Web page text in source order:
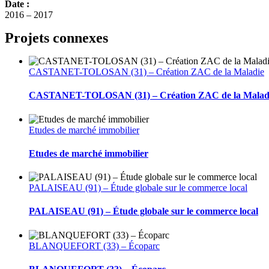
Date :
2016 – 2017
Projets connexes
CASTANET-TOLOSAN (31) – Création ZAC de la Maladie
CASTANET-TOLOSAN (31) – Création ZAC de la
Etudes de marché immobilier
Etudes de marché immobilier
PALAISEAU (91) – Étude globale sur le commerce local
PALAISEAU (91) – Étude globale sur le commerce local
BLANQUEFORT (33) – Écoparc